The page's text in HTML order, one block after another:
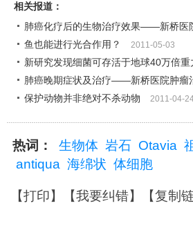
相关报道：
肺癌化疗后的生物治疗效果――新桥医
鱼也能进行光合作用？ 2011-05-03
新研究发现细菌可存活于地球40万倍重
肺癌晚期症状及治疗――新桥医院肿瘤
保护动物并非绝对不杀动物 2011-04-
热词： 生物体 岩石 Otavia
antiqua 海绵状 体细胞
【打印】【我要纠错】【复制